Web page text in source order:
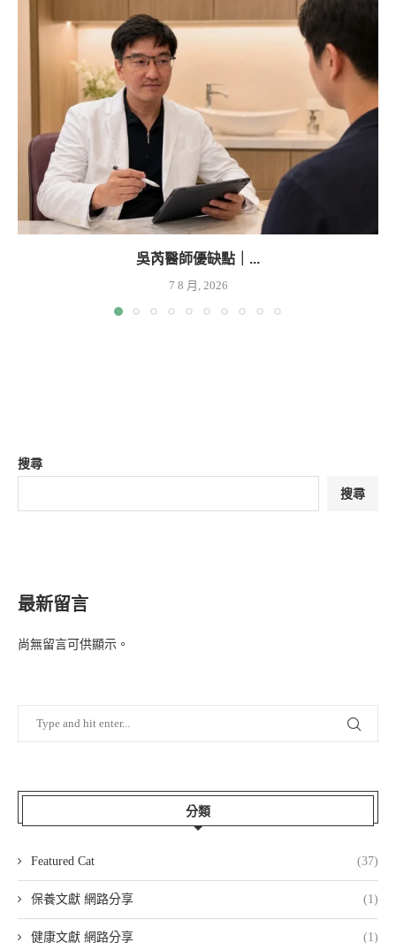
吳芮醫師優缺點｜...
7 8 月, 2026
搜尋
搜尋
最新留言
尚無留言可供顯示。
分類
Featured Cat (37)
保養文獻 網路分享 (1)
健康文獻 網路分享 (1)